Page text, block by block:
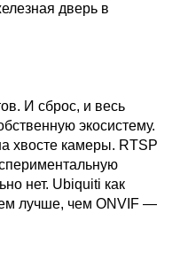
дверь в
И сброс, и весь
экосистему.
хвосте камеры. RTSP
нет. Ubiquiti как
лучше, чем ONVIF —